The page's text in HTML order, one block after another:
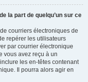
la part de quelqu’un sur ce
courriers électroniques de
repérer les utilisateurs
par courrier électronique
vous avez reçu à un
les en-têtes contenant
Il pourra alors agir en